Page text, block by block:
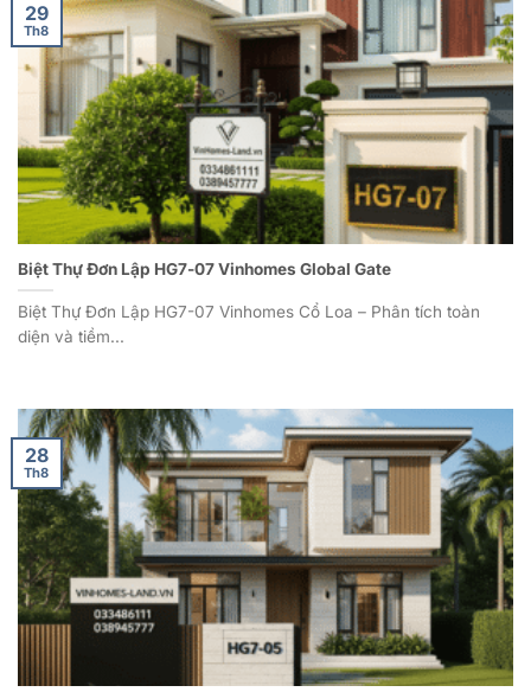
Biệt Thự Đơn Lập HG7-07 Vinhomes Global Gate
Biệt Thự Đơn Lập HG7-07 Vinhomes Cổ Loa – Phân tích toàn
diện và tiềm...
29
Th8
28
Th8